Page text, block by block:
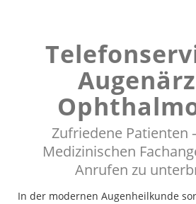
Zufriedene Patienten
Medizinischen
Anrufen zu
In der modernen Augenheilkunde